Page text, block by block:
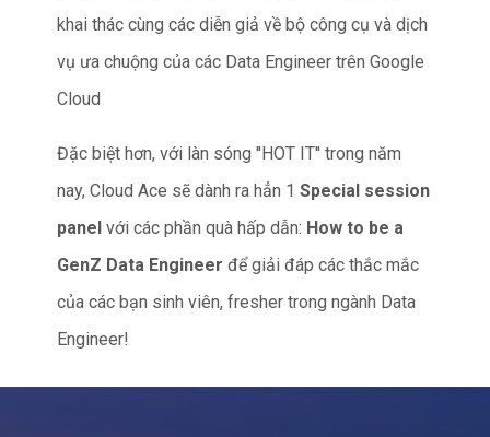
khai thác cùng các diễn giả về bộ công cụ và dịch
vụ ưa chuộng của các Data Engineer trên Google
Cloud
Đặc biệt hơn, với làn sóng ''HOT IT'' trong năm
nay, Cloud Ace sẽ dành ra hẳn 1 Special session
panelvới các phần quà hấp dẫn: How to be a
GenZ Data Engineer để giải đáp các thắc mắc
của các bạn sinh viên, fresher trong ngành Data
Engineer!